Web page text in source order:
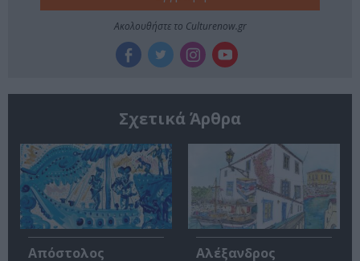
Ακολουθήστε το Culturenow.gr
Σχετικά Άρθρα
Απόστολος
Αλέξανδρος